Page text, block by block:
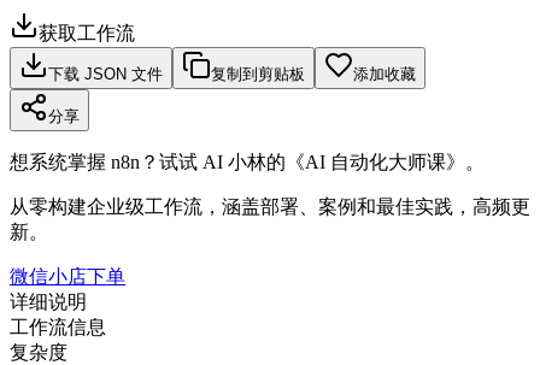
获取工作流
下载 JSON 文件 复制到剪贴板 添加收藏
分享
想系统掌握 n8n？试试 AI 小林的《AI 自动化大师课》。
从零构建企业级工作流，涵盖部署、案例和最佳实践，高频更
新。
微信小店下单
详细说明
工作流信息
复杂度